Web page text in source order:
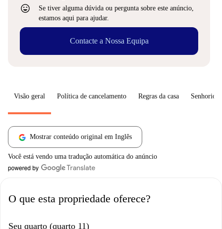
sentiment_very_satisfied
Se tiver alguma dúvida ou pergunta sobre este anúncio,
estamos aqui para ajudar.
Contacte a Nossa Equipa
Visão geral Política de cancelamento Regras da casa Senhorio
Mostrar conteúdo original em Inglês
Você está vendo uma tradução automática do anúncio
O que esta propriedade oferece?
Seu quarto (quarto 11)